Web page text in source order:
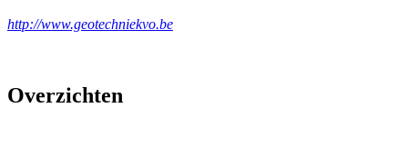
http://www.geotechniekvo.be
Overzichten